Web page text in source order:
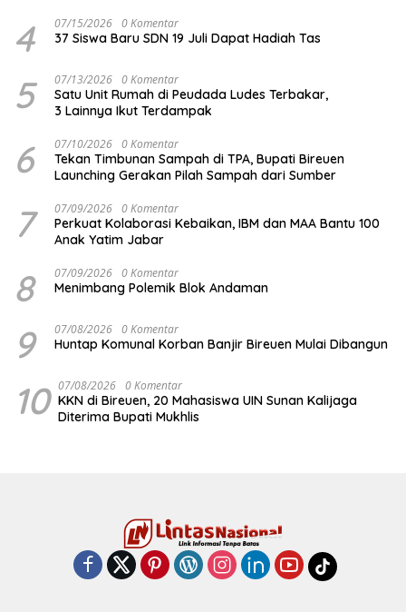
4 07/15/2026 0 Komentar
37 Siswa Baru SDN 19 Juli Dapat Hadiah Tas
5 07/13/2026 0 Komentar
Satu Unit Rumah di Peudada Ludes Terbakar,
3 Lainnya Ikut Terdampak
6 07/10/2026 0 Komentar
Tekan Timbunan Sampah di TPA, Bupati Bireuen
Launching Gerakan Pilah Sampah dari Sumber
7 07/09/2026 0 Komentar
Perkuat Kolaborasi Kebaikan, IBM dan MAA Bantu 100
Anak Yatim Jabar
8 07/09/2026 0 Komentar
Menimbang Polemik Blok Andaman
9 07/08/2026 0 Komentar
Huntap Komunal Korban Banjir Bireuen Mulai Dibangun
10 07/08/2026 0 Komentar
KKN di Bireuen, 20 Mahasiswa UIN Sunan Kalijaga